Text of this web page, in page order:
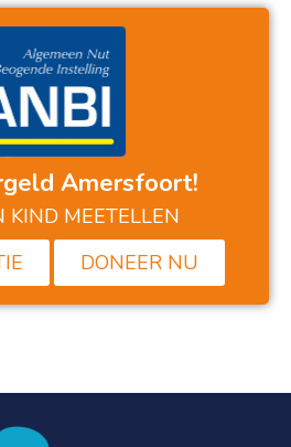
Amersfoort!
KIND MEETELLEN
DONEER NU